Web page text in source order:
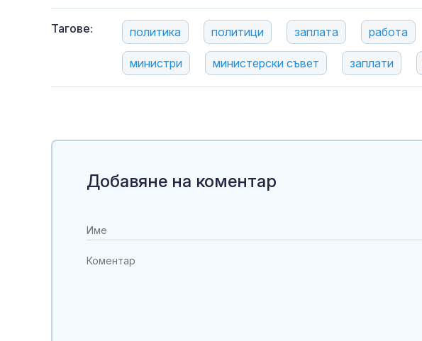
Тагове: политика политици заплата работа
министри министерски съвет заплати
Добавяне на коментар